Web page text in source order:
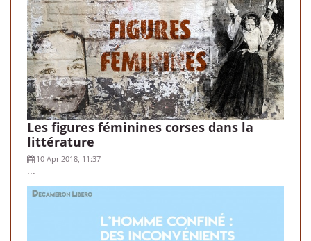
Les figures féminines corses dans la
littérature
10 Apr 2018, 11:37
...